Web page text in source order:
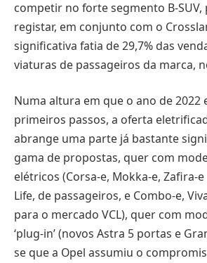
competir no forte segmento B-SUV,
registar, em conjunto com o
significativa fatia de 29,7% das
viaturas de passageiros da marca,
Numa altura em que o ano de 2022
primeiros passos, a oferta
abrange uma parte já bastante
gama de propostas, quer com
elétricos (Corsa-e, Mokka-e, Zafira-
Life, de passageiros, e Combo-e,
para o mercado VCL), quer com
‘plug-in’ (novos Astra 5 portas e
se que a Opel assumiu o